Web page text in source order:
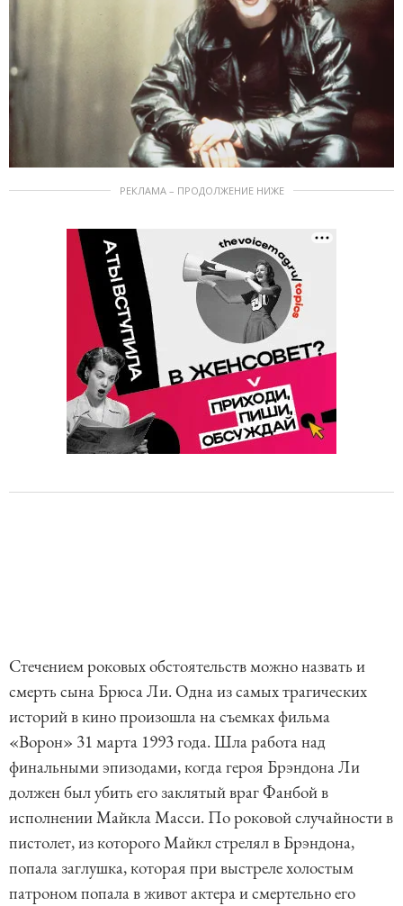
РЕКЛАМА – ПРОДОЛЖЕНИЕ НИЖЕ
Стечением роковых обстоятельств можно назвать и
смерть сына Брюса Ли. Одна из самых трагических
историй в кино произошла на съемках фильма
«Ворон» 31 марта 1993 года. Шла работа над
финальными эпизодами, когда героя Брэндона Ли
должен был убить его заклятый враг Фанбой в
исполнении Майкла Масси. По роковой случайности в
пистолет, из которого Майкл стрелял в Брэндона,
попала заглушка, которая при выстреле холостым
патроном попала в живот актера и смертельно его